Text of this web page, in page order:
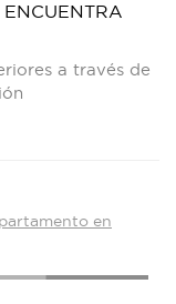
a través de
en